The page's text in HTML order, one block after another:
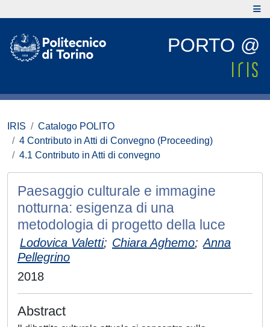
PORTO @
IRIS
Catalogo POLITO
4 Contributo in Atti di Convegno (Proceeding)
4.1 Contributo in Atti di convegno
Paesaggio culturale e immagine
notturna: esigenza di una
metodologia di progetto della luce
Lodovica Valetti; Chiara Aghemo; Anna
Pellegrino
2018
Abstract